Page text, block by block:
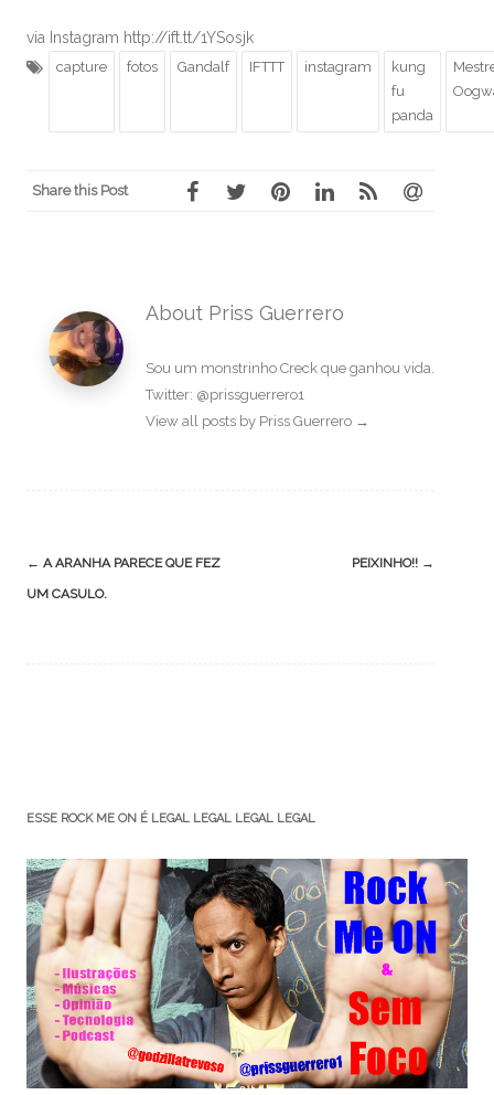
via Instagram http://ift.tt/1YSosjk
capture fotos Gandalf IFTTT instagram
kung
fu
panda
Share this Post
About Priss Guerrero
Sou um monstrinho Creck que ganhou vida.
Twitter: @prissguerrero1
View all posts by Priss Guerrero →
Post
navigation
← A ARANHA PARECE QUE FEZ
UM CASULO.
PEIXINHO!! →
ESSE ROCK ME ON É LEGAL LEGAL LEGAL LEGAL